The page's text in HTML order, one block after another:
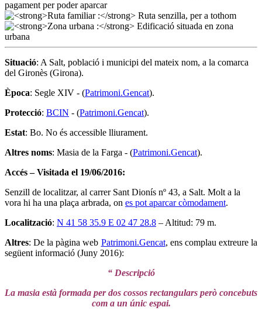
Situació: A Salt, població i municipi del mateix nom, a la comarca
del Gironès (Girona).
Època: Segle XIV - (Patrimoni.Gencat).
Protecció: BCIN - (Patrimoni.Gencat).
Estat: Bo. No és accessible lliurament.
Altres noms: Masia de la Farga - (Patrimoni.Gencat).
Accés – Visitada el 19/06/2016:
Senzill de localitzar, al carrer Sant Dionís nº 43, a Salt. Molt a la
vora hi ha una plaça arbrada, on es pot aparcar còmodament.
Localització: N 41 58 35.9 E 02 47 28.8 – Altitud: 79 m.
Altres: De la pàgina web Patrimoni.Gencat, ens complau extreure la
següent informació (Juny 2016):
“ Descripció
La masia està formada per dos cossos rectangulars però concebuts
com a un únic espai.